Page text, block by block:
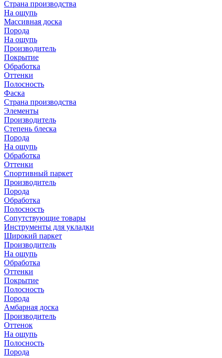
Страна производства
На ощупь
Массивная доска
Порода
На ощупь
Производитель
Покрытие
Обработка
Оттенки
Полосность
Фаска
Страна производства
Элементы
Производитель
Степень блеска
Порода
На ощупь
Обработка
Оттенки
Спортивный паркет
Производитель
Порода
Обработка
Полосность
Сопутствующие товары
Инструменты для укладки
Широкий паркет
Производитель
На ощупь
Обработка
Оттенки
Покрытие
Полосность
Порода
Амбарная доска
Производитель
Оттенок
На ощупь
Полосность
Порода